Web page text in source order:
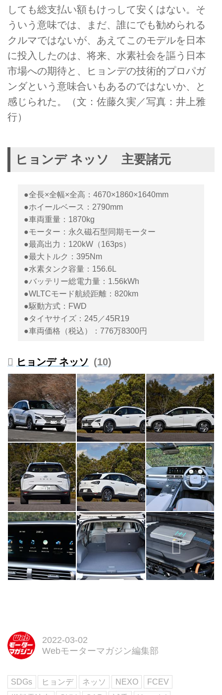
しても総支払い額もけっして安くはない。そ
ういう意味では、まだ、誰にでも勧められる
クルマではないが、あえてこのモデルを日本
に投入したのは、将来、水素社会を謳う日本
市場への期待と、ヒョンデの技術的プロパガ
ンダという意味合いもあるのではないか、と
感じられた。（文：佐藤久実／写真：井上雅
行）
ヒョンデ ネッソ 主要諸元
●全長×全幅×全高：4670×1860×1640mm
●ホイールベース：2790mm
●車両重量：1870kg
●モーター：永久磁石型同期モーター
●最高出力：120kW（163ps）
●最大トルク：395Nm
●水素タンク容量：156.6L
●バッテリー総電力量：1.56kWh
●WLTCモード航続距離：820km
●駆動方式：FWD
●タイヤサイズ：245／45R19
●車両価格（税込）：776万8300円
ヒョンデ ネッソ 10
2022-03-02
Webモーターマガジン編集部
SDGs ヒョンデ ネッソ NEXO
FCEV